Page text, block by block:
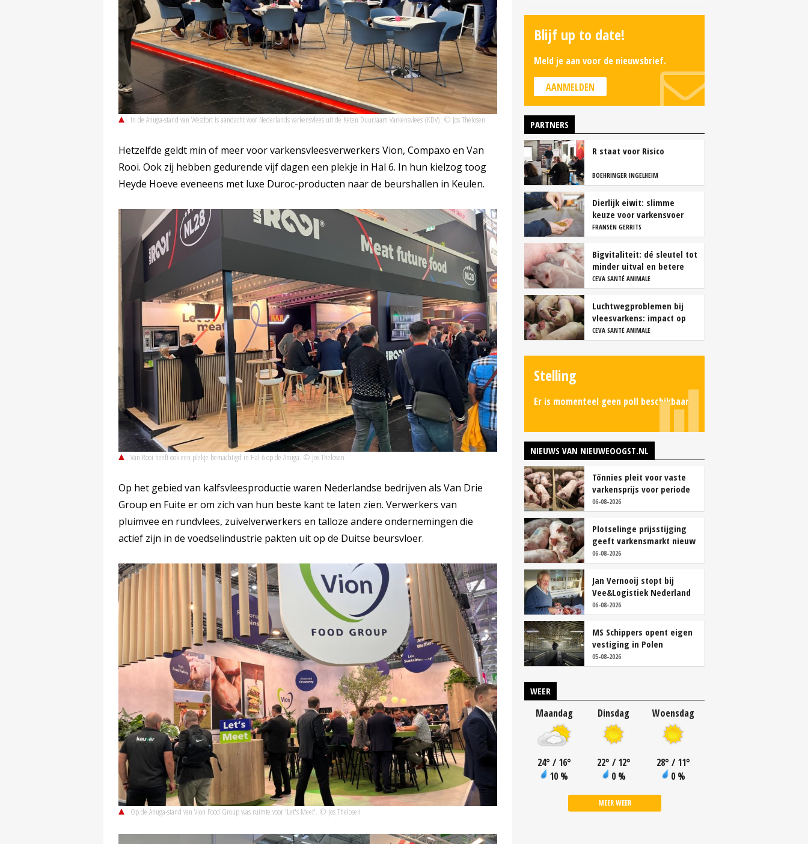
In de Anuga-stand van Westfort is aandacht voor Nederlands varkensvlees uit de Keten Duurzaam Varkensvlees (KDV). © Jos Thelosen
Hetzelfde geldt min of meer voor varkensvleesverwerkers Vion, Compaxo en Van
Rooi. Ook zij hebben gedurende vijf dagen een plekje in Hal 6. In hun kielzog toog
Heyde Hoeve eveneens met luxe Duroc-producten naar de beurshallen in Keulen.
Van Rooi heeft ook een plekje bemachtigd in Hal 6 op de Anuga. © Jos Thelosen
Op het gebied van kalfsvleesproductie waren Nederlandse bedrijven als Van Drie
Group en Fuite er om zich van hun beste kant te laten zien. Verwerkers van
pluimvee en rundvlees, zuivelverwerkers en talloze andere ondernemingen die
actief zijn in de voedselindustrie pakten uit op de Duitse beursvloer.
Op de Anuga-stand van Vion Food Group was ruimte voor 'Let's Meet'. © Jos Thelosen
Blijf up to date!
Meld je aan voor de nieuwsbrief.
AANMELDEN
PARTNERS
R staat voor Risico
BOEHRINGER INGELHEIM
Dierlijk eiwit: slimme
keuze voor varkensvoer
FRANSEN GERRITS
Bigvitaliteit: dé sleutel tot
minder uitval en betere
groei
CEVA SANTÉ ANIMALE
Luchtwegproblemen bij
vleesvarkens: impact op
karkas- en vleeskwaliteit
CEVA SANTÉ ANIMALE
Stelling
Er is momenteel geen poll beschikbaar.
NIEUWS VAN NIEUWEOOGST.NL
Tönnies pleit voor vaste
varkensprijs voor periode
van zes maanden
06-08-2026
Plotselinge prijsstijging
geeft varkensmarkt nieuw
perspectief
06-08-2026
Jan Vernooij stopt bij
Vee&Logistiek Nederland
06-08-2026
MS Schippers opent eigen
vestiging in Polen
05-08-2026
WEER
Maandag
24° / 16°
10 %
Dinsdag
22° / 12°
0 %
Woensdag
28° / 11°
0 %
MEER WEER